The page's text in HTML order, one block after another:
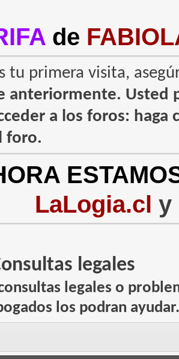
de
tu primera visita,
anteriormente. Usted
a los foros: haga
foro.
LaLogia.cl y
legales
legales o
los podran